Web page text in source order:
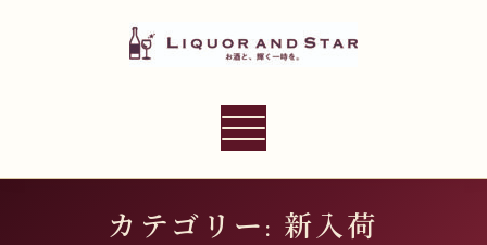
プ
LIQUOR AND STAR
ナ
カテゴリー: 新入荷